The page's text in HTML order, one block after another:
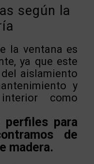
según la
la ventana es
ya que este
aislamiento
y
como
para
de
madera.